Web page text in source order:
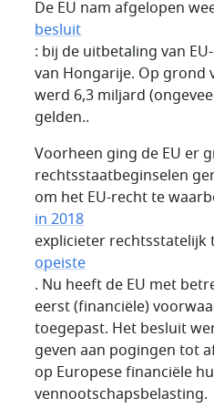
De EU nam afgelopen
besluit
: bij de uitbetaling van
van Hongarije. Op
werd 6,3 miljard
gelden..
Voorheen ging de EU er
rechtsstaatbeginselen
om het EU-recht te
in 2018
explicieter rechtsstatelijk
opeiste
. Nu heeft de EU met
eerst (financiële)
toegepast. Het besluit
geven aan pogingen tot
op Europese financiële
vennootschapsbelasting.